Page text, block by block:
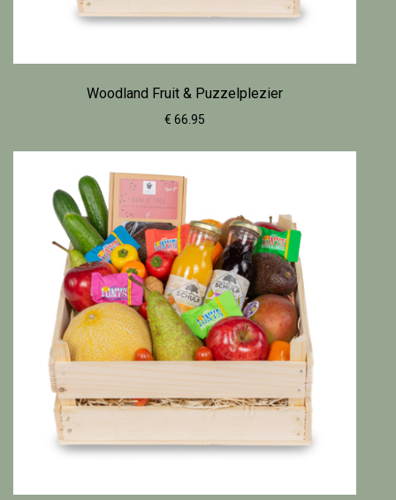
Woodland Fruit & Puzzelplezier
€ 66.95